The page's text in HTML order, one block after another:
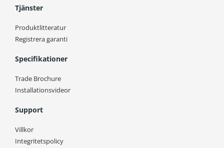
Tjänster
Produktlitteratur
Registrera garanti
Specifikationer
Trade Brochure
Installationsvideor
Support
Villkor
Integritetspolicy